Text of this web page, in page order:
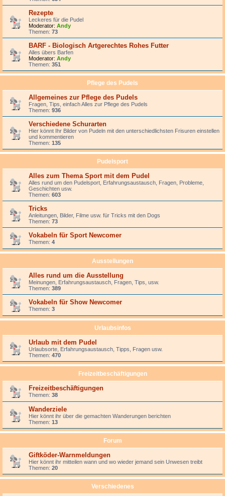
Rezepte
Leckeres für die Pudel
Moderator: Andy
Themen: 73
BARF - Biologisch Artgerechtes Rohes Futter
Alles übers Barfen
Moderator: Andy
Themen: 351
Pflege des Pudels
Allgemeines zur Pflege des Pudels
Fragen, Tips, einfach Alles zur Pflege des Pudels
Themen: 936
Verschiedene Schurarten
Hier könnt Ihr Bilder von Pudeln mit den unterschiedlichsten Frisuren einstellen
und kommentieren
Themen: 135
Pudelsport
Alles zum Thema Sport mit dem Pudel
Alles rund um den Pudelsport, Erfahrungsaustausch, Fragen, Probleme,
Geschichten usw.
Themen: 603
Tricks
Anleitungen, Bilder, Filme usw. für Tricks mit den Dogs
Themen: 73
Vokabeln für Sport Newcomer
Themen: 4
Ausstellungen
Alles rund um die Ausstellung
Meinungen, Erfahrungsaustausch, Fragen, Tips, usw.
Themen: 389
Vokabeln für Show Newcomer
Themen: 3
Urlaubsinfos
Urlaub mit dem Pudel
Urlaubsorte, Erfahrungsaustausch, Tipps, Fragen usw.
Themen: 470
Freizeitbeschäftigungen
Freizeitbeschäftigungen
Themen: 38
Wanderziele
Hier könnt ihr über die gemachten Wanderungen berichten
Themen: 13
Forum
Giftköder-Warnmeldungen
Hier könnt ihr mitteilen wann und wo wieder jemand sein Unwesen treibt
Themen: 20
Verschiedenes